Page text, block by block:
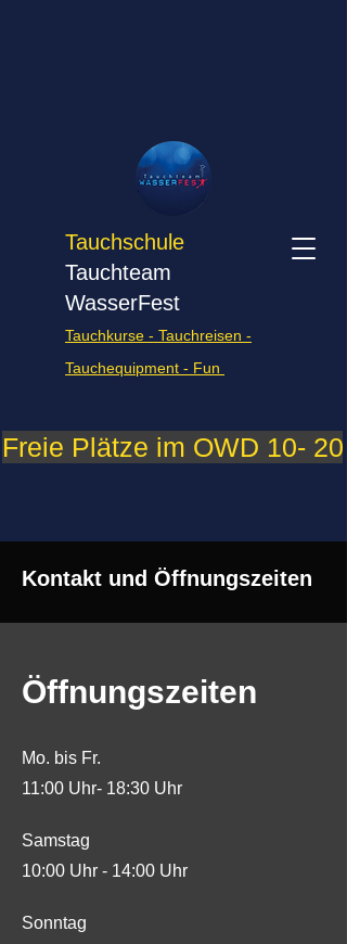
Tauchschule
Tauchteam
WasserFest
Tauchkurse - Tauchreisen -
Tauchequipment - Fun
Freie Plätze im OWD 10-
Kontakt und Öffnungszeiten
Öffnungszeiten
Mo. bis Fr.
11:00 Uhr- 18:30 Uhr
Samstag
10:00 Uhr - 14:00 Uhr
​Sonntag